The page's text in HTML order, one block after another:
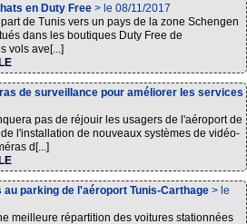
en Duty Free > le 08/11/2017
de Tunis vers un pays de la zone Schengen
dans les boutiques Duty Free de
vols ave[...]
de surveillance pour améliorer les services
pas de réjouir les usagers de l'aéroport de
l'installation de nouveaux systèmes de vidéo-
d[...]
parking de l'aéroport Tunis-Carthage > le
meilleure répartition des voitures stationnées